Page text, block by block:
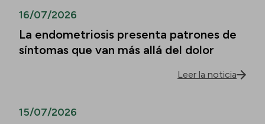
16/07/2026
La endometriosis presenta patrones de
síntomas que van más allá del dolor
Leer la noticia
15/07/2026